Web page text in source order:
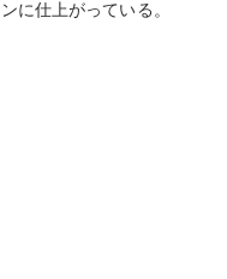
に仕上がっている。